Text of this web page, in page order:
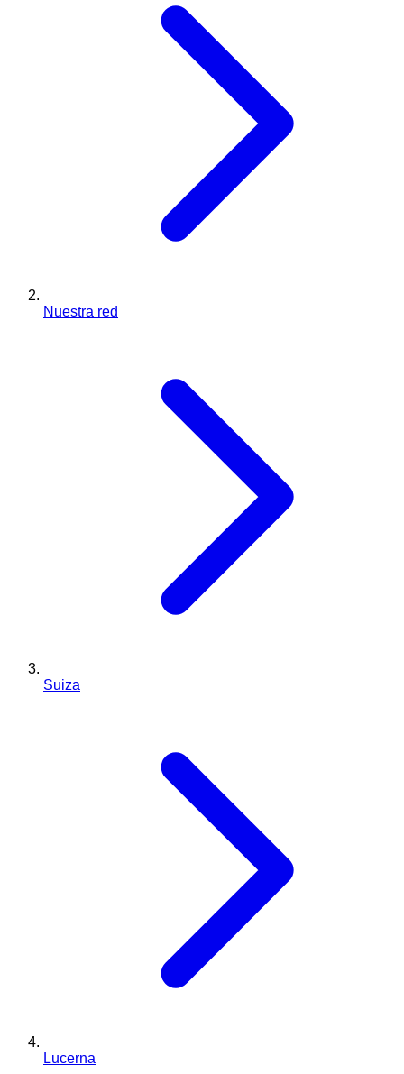
Nuestra red
Suiza
Lucerna